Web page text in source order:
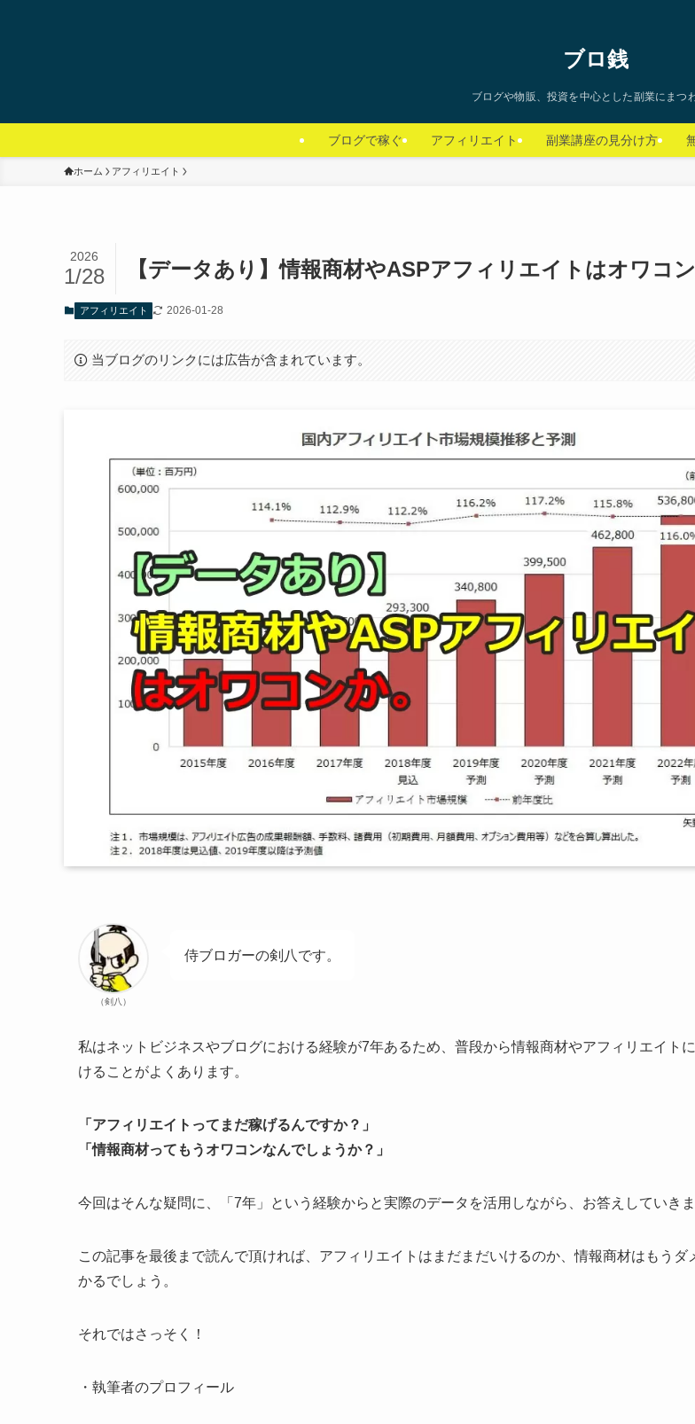
ブロ銭
ブログや物販、投資を中心とした副業にまつ
ブログで稼ぐ アフィリエイト 副業講座の見分け方
ホーム アフィリエイト
【データあり】情報商材やASPアフィリエイトはオワコン
2026
1/28
アフィリエイト 2026-01-28
当ブログのリンクには広告が含まれています。
（剣八）
侍ブロガーの剣八です。
私はネットビジネスやブログにおける経験が7年あるため、普段から情報商材やアフィリエイト
けることがよくあります。
「アフィリエイトってまだ稼げるんですか？」
「情報商材ってもうオワコンなんでしょうか？」
今回はそんな疑問に、「7年」という経験からと実際のデータを活用しながら、お答えしていき
この記事を最後まで読んで頂ければ、アフィリエイトはまだまだいけるのか、情報商材はもうダ
かるでしょう。
それではさっそく！
・執筆者のプロフィール